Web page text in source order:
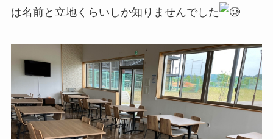
は名前と立地くらいしか知りませんでした